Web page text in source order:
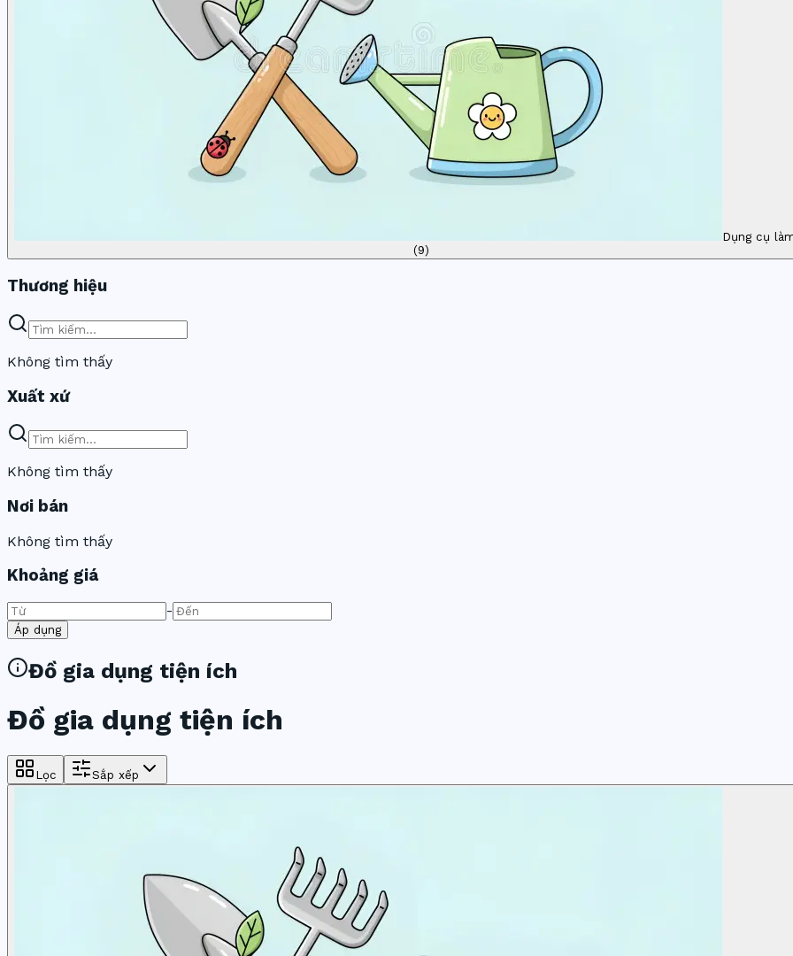
Dụng cụ
(9)
Thương hiệu
Không tìm thấy
Xuất xứ
Không tìm thấy
Nơi bán
Không tìm thấy
Khoảng giá
-
Áp dụng
Đồ gia dụng tiện ích
Đồ gia dụng tiện ích
Lọc Sắp xếp